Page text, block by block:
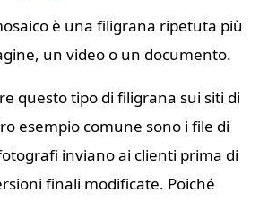
è una filigrana ripetuta più
un video o un documento.
questo tipo di filigrana sui siti di
esempio comune sono i file di
inviano ai clienti prima di
finali modificate. Poiché